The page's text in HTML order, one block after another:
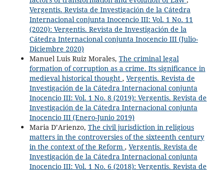
Vergentis. Revista de Investigación de la Cátedra
Internacional conjunta Inocencio III: Vol. 1 No. 11
(2020): Vergentis. Revista de Investigación de la
Cátedra Internacional conjunta Inocencio III (Julio-
Diciembre 2020)
Manuel Luis Ruiz Morales, The criminal legal
formation of corruption as a crime. Its significance in
medieval historical thought , Vergentis. Revista de
Investigación de la Cátedra Internacional conjunta
Inocencio III: Vol. 1 No. 8 (2019): Vergentis. Revista de
Investigación de la Cátedra Internacional conjunta
Inocencio III (Enero-Junio 2019)
Maria D’Arienzo, The civil jurisdiction in religious
matters in the controversies of the sixteenth century
in the context of the Reform , Vergentis. Revista de
Investigación de la Cátedra Internacional conjunta
Inocencio III: Vol. 1 No. 6 (2018): Vergentis. Revista de